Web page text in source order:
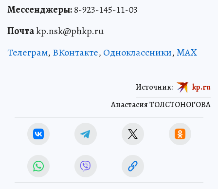
Мессенджеры:8-923-145-11-03
Почтаkp.nsk@phkp.ru
Телеграм, ВКонтакте, Одноклассники,MAX
Анастасия ТОЛСТОНОГОВА
Источник: kp.ru